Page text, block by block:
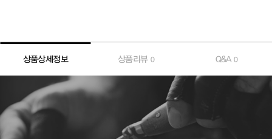
상품상세정보 상품리뷰 0 Q&A0